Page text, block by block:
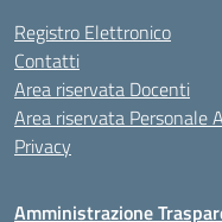
Registro Elettronico
Contatti
Area riservata Docenti
Area riservata Personale
Privacy
Amministrazione